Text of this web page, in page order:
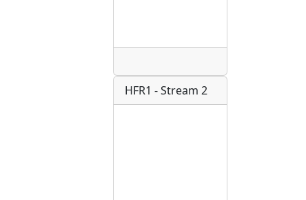
HFR1 - Stream 2